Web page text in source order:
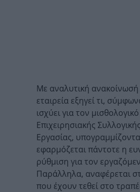
Με αναλυτική ανακοίνωσή
εταιρεία εξηγεί τι,
ισχύει για τον
Επιχειρησιακής
Εργασίας,
εφαρμόζεται πάντοτε η
ρύθμιση για τον
Παράλληλα, αναφέρεται
που έχουν τεθεί στο